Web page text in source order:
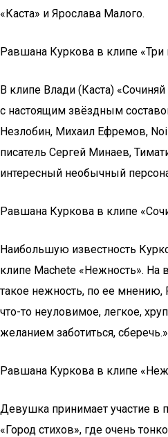
«Каста» и Ярослава Малого.
Равшана Куркова в клипе
В клипе Влади (Каста)
с настоящим звёздным
Незлобин, Михаил Ефремов,
писатель Сергей Минаев,
интересный необычный
Равшана Куркова в клипе
Наибольшую известность
клипе Machete «Нежность». На
такое нежность, по ее мнению,
что-то неуловимое, легкое,
желанием заботиться, сберечь.»
Равшана Куркова в клипе
Девушка принимает участие в
«Город стихов», где очень